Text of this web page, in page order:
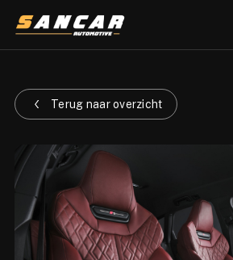
Aanbod
Verkocht
Lease calculator
Terug naar overzicht